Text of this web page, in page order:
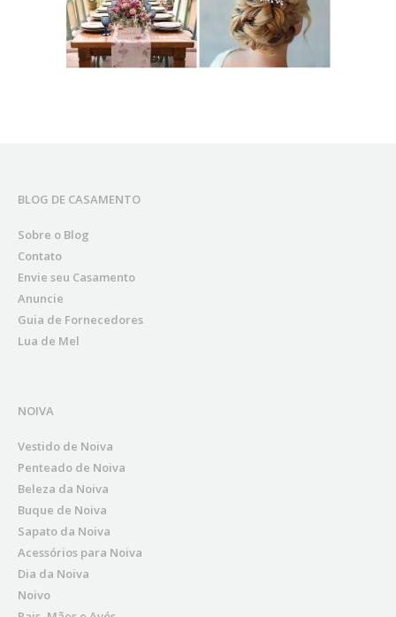
BLOG DE CASAMENTO
Sobre o Blog
Contato
Envie seu Casamento
Anuncie
Guia de Fornecedores
Lua de Mel
NOIVA
Vestido de Noiva
Penteado de Noiva
Beleza da Noiva
Buque de Noiva
Sapato da Noiva
Acessórios para Noiva
Dia da Noiva
Noivo